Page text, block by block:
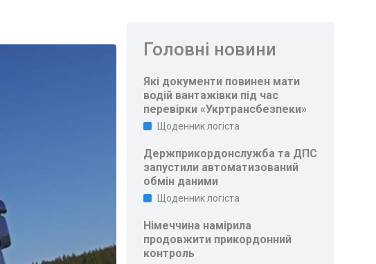
Головні новини
Які документи повинен мати
водій вантажівки під час
перевірки «Укртрансбезпеки»
Щоденник логіста
Держприкордонслужба та ДПС
запустили автоматизований
обмін даними
Щоденник логіста
Німеччина намірила
продовжити прикордонний
контроль